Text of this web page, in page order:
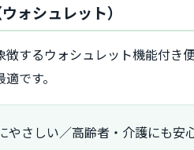
ォシュレット）
徴するウォシュレット機能付
です。
やさしい／高齢者・介護にも安